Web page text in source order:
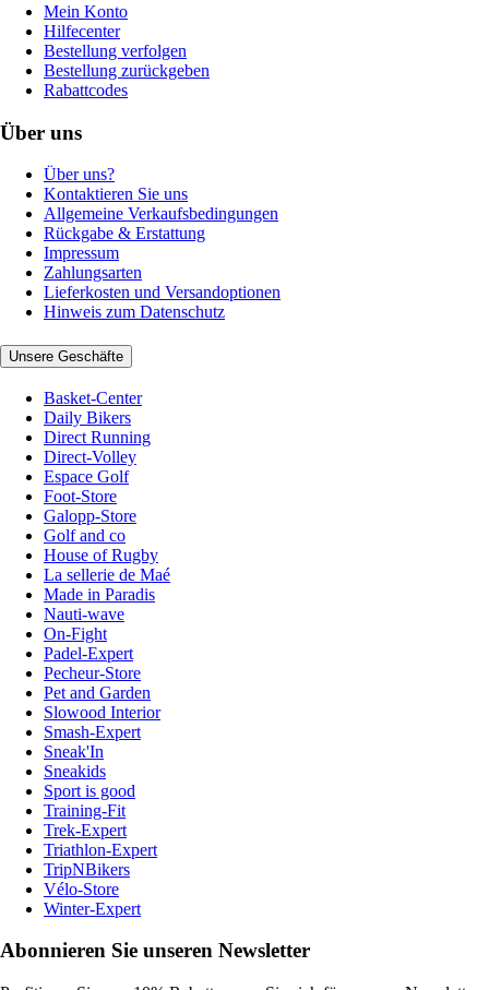
Mein Konto
Hilfecenter
Bestellung verfolgen
Bestellung zurückgeben
Rabattcodes
Über uns
Über uns?
Kontaktieren Sie uns
Allgemeine Verkaufsbedingungen
Rückgabe & Erstattung
Impressum
Zahlungsarten
Lieferkosten und Versandoptionen
Hinweis zum Datenschutz
Unsere Geschäfte
Basket-Center
Daily Bikers
Direct Running
Direct-Volley
Espace Golf
Foot-Store
Galopp-Store
Golf and co
House of Rugby
La sellerie de Maé
Made in Paradis
Nauti-wave
On-Fight
Padel-Expert
Pecheur-Store
Pet and Garden
Slowood Interior
Smash-Expert
Sneak'In
Sneakids
Sport is good
Training-Fit
Trek-Expert
Triathlon-Expert
TripNBikers
Vélo-Store
Winter-Expert
Abonnieren Sie unseren Newsletter